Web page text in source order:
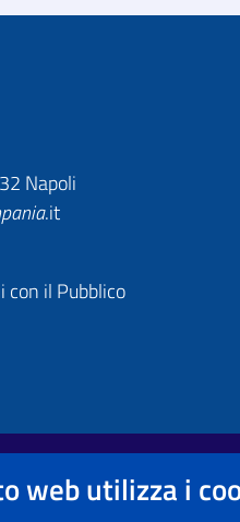
Napoli
.it
con il Pubblico
e Cookie Policy
web utilizza i